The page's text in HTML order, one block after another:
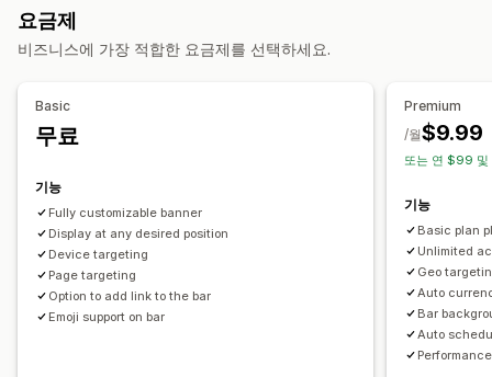
맞춤 설정
배너 위치
애니메이션 고정 디스플레이 링크 및 버튼
모바일 반응형
행동 타게팅
분석 및 보고
고객 세그먼트
할인 관리
태그 지정
요금제
비즈니스에 가장 적합한 요금제를 선택하세요.
Basic
무료
기능
Fully customizable banner
Display at any desired position
Device targeting
Page targeting
Option to add link to the bar
Emoji support on bar
Premium
$9.99
/월
또는 연 $99 및
기능
Basic plan
Unlimited
Geo
Auto
Bar
Auto